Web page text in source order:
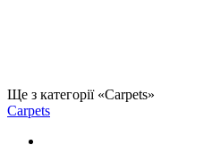
Ще з категорії «Carpets»
Carpets